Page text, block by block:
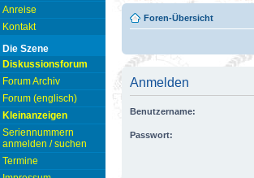
Anreise
Kontakt
Die Szene
Diskussionsforum
Forum Archiv
Forum (englisch)
Kleinanzeigen
Seriennummern
anmelden / suchen
Termine
Foren-Übersicht
Anmelden
Benutzername:
Passwort: